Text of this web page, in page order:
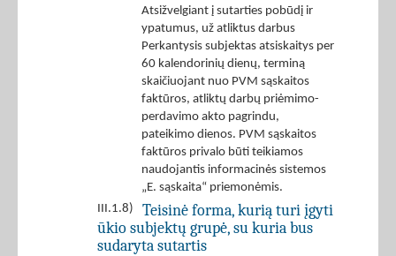
Atsižvelgiant į sutarties pobūdį ir
ypatumus, už atliktus darbus
Perkantysis subjektas atsiskaitys per
60 kalendorinių dienų, terminą
skaičiuojant nuo PVM sąskaitos
faktūros, atliktų darbų priėmimo-
perdavimo akto pagrindu,
pateikimo dienos. PVM sąskaitos
faktūros privalo būti teikiamos
naudojantis informacinės sistemos
„E. sąskaita“ priemonėmis.
III.1.8)
Teisinė forma, kurią turi įgyti
ūkio subjektų grupė, su kuria bus
sudaryta sutartis